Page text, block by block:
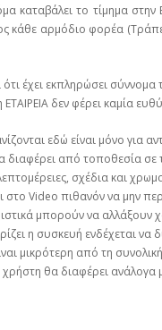
καταβάλει το τίμημα
κάθε αρμόδιο φορέα
έχει εκπληρώσει
δεν φέρει καμία
εδώ είναι μόνο για
διαφέρει από τοποθεσία σε
σχέδια και
Video πιθανόν να μην
μπορούν να αλλάξουν
η συσκευή ενδέχεται
μικρότερη από τη
θα διαφέρει ανάλογα